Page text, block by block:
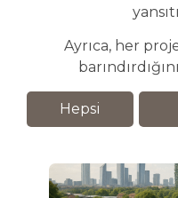
Ayrıca, her
Hepsi